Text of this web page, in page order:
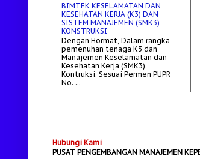
BIMTEK KESELAMATAN DAN
KESEHATAN KERJA (K3) DAN
SISTEM MANAJEMEN (SMK3)
KONSTRUKSI
Dengan Hormat, Dalam rangka
pemenuhan tenaga K3 dan
Manajemen Keselamatan dan
Kesehatan Kerja (SMK3)
Kontruksi. Sesuai Permen PUPR
No. ...
Hubungi Kami
PUSAT PENGEMBANGAN MANAJEMEN